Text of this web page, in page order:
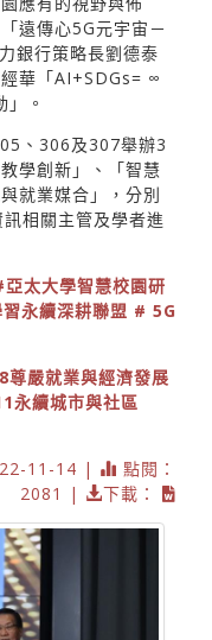
遠傳心5G元宇宙－
銀行策略長劉德泰
經華「AI+SDGs= ∞
。
、306及307舉辦3
學創新」、「智慧
就業媒合」，分別
相關主管及學者進
亞太大學智慧校園研
永續深耕聯盟 # 5G
尊嚴就業與經濟發展
永續城市與社區
11-14 |
點閱：
2081 |
下載：